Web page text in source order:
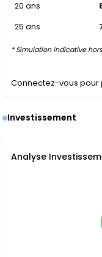
20 ans
25 ans
* Simulation indicative
Connectez-vous pour
Investissement
Analyse